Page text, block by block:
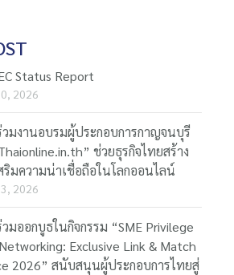
Status Report
2026
มงานอบรมผู้ประกอบการกาญจนบุรี
ช่วยธุรกิจไทยสร้าง
ริมความน่าเชื่อถือในโลกออนไลน์
2026
มออกบูธในกิจกรรม “SME Privilege
Exclusive Link & Match
2026” สนับสนุนผู้ประกอบการไทยสู่